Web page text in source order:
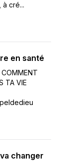
cré...
en santé
TA VIE
changer